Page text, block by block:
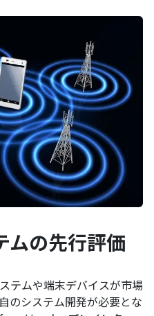
ムの先行評価
テムや端末デバイスが市場
のシステム開発が必要とな